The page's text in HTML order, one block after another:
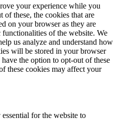
your experience while you
of these, the cookies that are
on your browser as they are
of the website. We
us analyze and understand how
will be stored in your browser
the option to opt-out of these
these cookies may affect your
for the website to